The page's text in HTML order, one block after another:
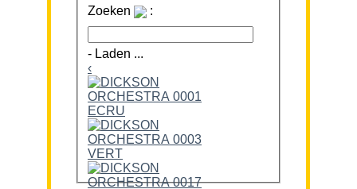
Zoeken
:
- Laden ...
‹